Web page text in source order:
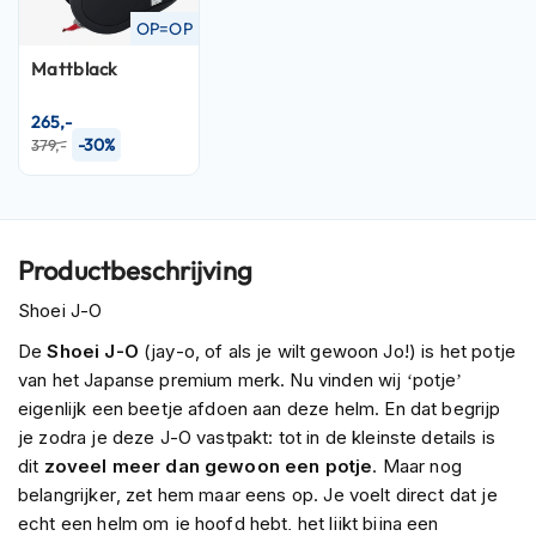
o
e
n
n
i
n
l
o
c
k
h
e
l
OP=OP
Mattblack
379,- -30%
265,-
Productbeschrijving
Shoei J-O
DeShoei J-O (jay-o, of als je wilt gewoon Jo!) is het potje
van het Japanse premium merk. Nu vinden wij ‘potje’
eigenlijk een beetje afdoen aan deze helm. En dat begrijp
je zodra je deze J-O vastpakt: tot in de kleinste details is
dit zoveel meer dan gewoon een potje. Maar nog
belangrijker, zet hem maar eens op. Je voelt direct dat je
echt een helm om je hoofd hebt, het lijkt bijna een